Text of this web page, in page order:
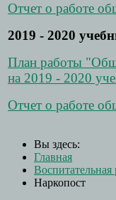
Отчет о работе
2019 - 2020
План работы
на 2019 - 2020
Отчет о работе
Вы здесь:
Главная
Воспитательная
Наркопост